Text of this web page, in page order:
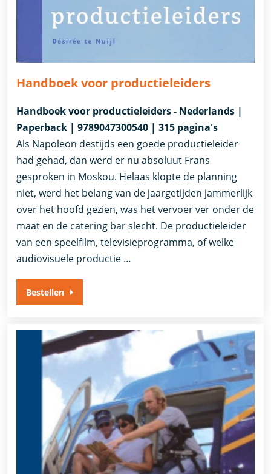
Handboek voor productieleiders
Handboek voor productieleiders - Nederlands |
Paperback | 9789047300540 | 315 pagina's
Als Napoleon destijds een goede productieleider
had gehad, dan werd er nu absoluut Frans
gesproken in Moskou. Helaas klopte de planning
niet, werd het belang van de jaargetijden jammerlijk
over het hoofd gezien, was het vervoer ver onder de
maat en de catering bar slecht. De productieleider
van een speelfilm, televisieprogramma, of welke
audiovisuele productie …
Bestellen